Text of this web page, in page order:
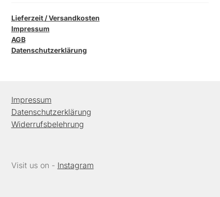
Lieferzeit / Versandkosten
Impressum
AGB
Datenschutzerklärung
Impressum
Datenschutzerklärung
Widerrufsbelehrung
Visit us on - Instagram